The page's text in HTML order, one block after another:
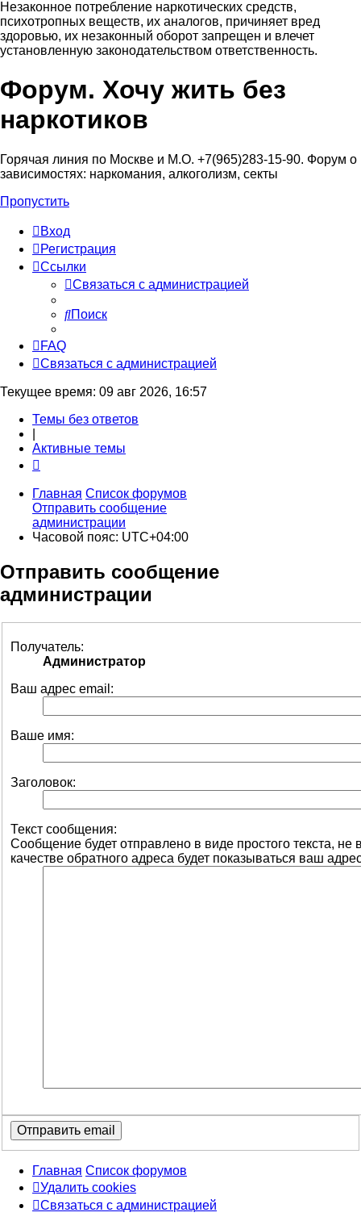
Незаконное потребление наркотических средств,
психотропных веществ, их аналогов, причиняет вред
здоровью, их незаконный оборот запрещен и влечет
установленную законодательством ответственность.
Регистрация
Форум. Хочу жить без
наркотиков
Горячая линия по Москве и М.О. +7(965)283-15-90. Форум о
зависимостях: наркомания, алкоголизм, секты
Пропустить
Вход
Регистрация
Ссылки
Связаться с администрацией
Поиск
FAQ
Связаться с администрацией
Текущее время: 09 авг 2026, 16:57
Темы без ответов
Активные темы
Главная Список форумов
Отправить сообщение
администрации
Часовой пояс: UTC+04:00
Отправить сообщение
администрации
Получатель:
Администратор
Ваш адрес email:
Ваше имя:
Заголовок:
Текст сообщения:
Сообщение будет отправлено в виде простого текста,
качестве обратного адреса будет показываться ваш
Главная Список форумов
Удалить cookies
Связаться
Связаться с администрацией